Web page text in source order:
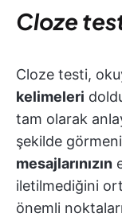
Cloze
Cloze testi,
kelimeleri
tam olarak
şekilde
mesajlarınızın
iletilmediğini
önemli noktaları